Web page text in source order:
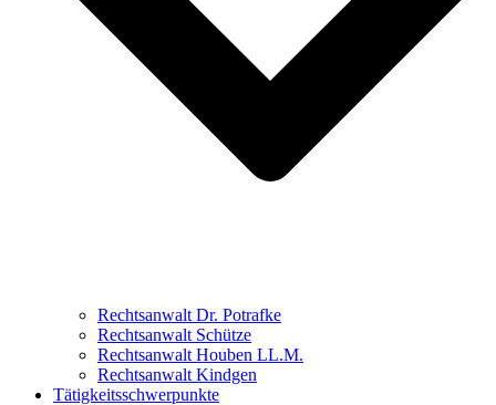
Rechtsanwalt Dr. Potrafke
Rechtsanwalt Schütze
Rechtsanwalt Houben LL.M.
Rechtsanwalt Kindgen
Tätigkeitsschwerpunkte